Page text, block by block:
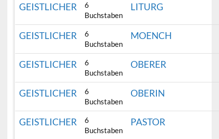
GEISTLICHER
6
Buchstaben
LITURG
GEISTLICHER
6
Buchstaben
MOENCH
GEISTLICHER
6
Buchstaben
OBERER
GEISTLICHER
6
Buchstaben
OBERIN
GEISTLICHER
6
Buchstaben
PASTOR